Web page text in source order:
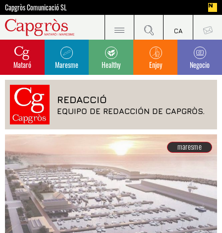
Capgròs Comunicació SL
Mataró Maresme Healthy Enjoy Negocio
REDACCIÓ
EQUIPO DE REDACCIÓN DE CAPGRÒS.
maresme